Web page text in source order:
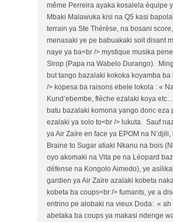
même Perreira ayaka kosalela équipe
Mbaki Malawuka kisi na Q5 kasi
terrain ya Ste Thérèse, na bosani
menasaki ye pe babuakaki soit disant
naye ya ba<br /> mystique musika
Sirop (Papa na Wabelo Durango).
but tango bazalaki kokoka koyamba
/> kopesa ba raisons ebele lokola : «
Kund’ebembe, flèche ezalaki koya
batu bazalaki komona yango donc eza
ezalaki ya solo to<br /> lukuta. Sauf
ya Air Zaïre en face ya EPOM na
Braine to Sugar atiaki Nkanu na bois
oyo akomaki na Vita pe na Léopard
défense na Kongolo Aimedo), ye
gardien ya Air Zaïre azalaki kobeta
kobeta ba coups<br /> fumants, ye a
entrino pe alobaki na vieux Doda: « ah
abetaka ba coups ya makasi ndenge